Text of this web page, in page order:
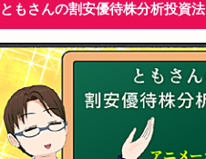
ともさんの割安優待株分析投資法